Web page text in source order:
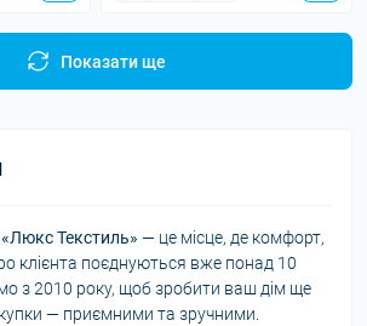
Показати ще
«Люкс Текстиль» — це місце, де комфорт,
клієнта поєднуються вже понад 10
з 2010 року, щоб зробити ваш дім ще
— приємними та зручними.